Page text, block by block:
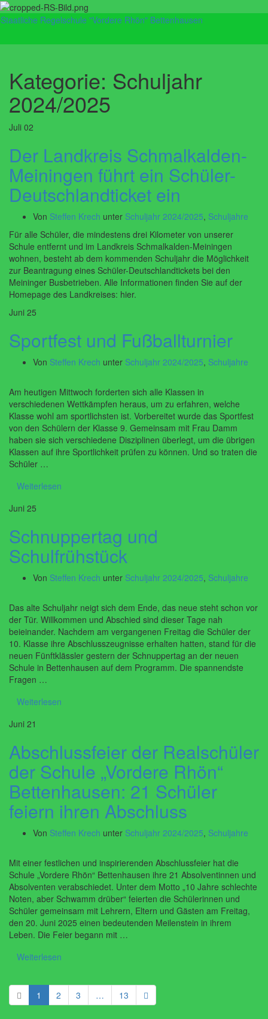
Staatliche Regelschule "Vordere Rhön" Bettenhausen
Kategorie: Schuljahr
2024/2025
Juli 02
Der Landkreis Schmalkalden-
Meiningen führt ein Schüler-
Deutschlandticket ein
Von Steffen Krech unter Schuljahr 2024/2025, Schuljahre
Für alle Schüler, die mindestens drei Kilometer von unserer
Schule entfernt und im Landkreis Schmalkalden-Meiningen
wohnen, besteht ab dem kommenden Schuljahr die Möglichkeit
zur Beantragung eines Schüler-Deutschlandtickets bei den
Meininger Busbetrieben. Alle Informationen finden Sie auf der
Homepage des Landkreises: hier.
Juni 25
Sportfest und Fußballturnier
Von Steffen Krech unter Schuljahr 2024/2025, Schuljahre
Am heutigen Mittwoch forderten sich alle Klassen in
verschiedenen Wettkämpfen heraus, um zu erfahren, welche
Klasse wohl am sportlichsten ist. Vorbereitet wurde das Sportfest
von den Schülern der Klasse 9. Gemeinsam mit Frau Damm
haben sie sich verschiedene Disziplinen überlegt, um die übrigen
Klassen auf ihre Sportlichkeit prüfen zu können. Und so traten die
Schüler …
Weiterlesen
Juni 25
Schnuppertag und
Schulfrühstück
Von Steffen Krech unter Schuljahr 2024/2025, Schuljahre
Das alte Schuljahr neigt sich dem Ende, das neue steht schon vor
der Tür. Willkommen und Abschied sind dieser Tage nah
beieinander. Nachdem am vergangenen Freitag die Schüler der
10. Klasse ihre Abschlusszeugnisse erhalten hatten, stand für die
neuen Fünftklässler gestern der Schnuppertag an der neuen
Schule in Bettenhausen auf dem Programm. Die spannendste
Fragen …
Weiterlesen
Juni 21
Abschlussfeier der Realschüler
der Schule „Vordere Rhön“
Bettenhausen: 21 Schüler
feiern ihren Abschluss
Von Steffen Krech unter Schuljahr 2024/2025, Schuljahre
Mit einer festlichen und inspirierenden Abschlussfeier hat die
Schule „Vordere Rhön“ Bettenhausen ihre 21 Absolventinnen und
Absolventen verabschiedet. Unter dem Motto „10 Jahre schlechte
Noten, aber Schwamm drüber“ feierten die Schülerinnen und
Schüler gemeinsam mit Lehrern, Eltern und Gästen am Freitag,
den 20. Juni 2025 einen bedeutenden Meilenstein in ihrem
Leben. Die Feier begann mit …
Weiterlesen
1 2 3 … 13